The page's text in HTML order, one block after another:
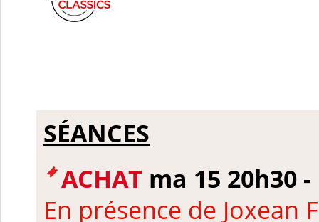
SÉANCES
ACHAT ma 15 20h30 -
En présence de Joxean